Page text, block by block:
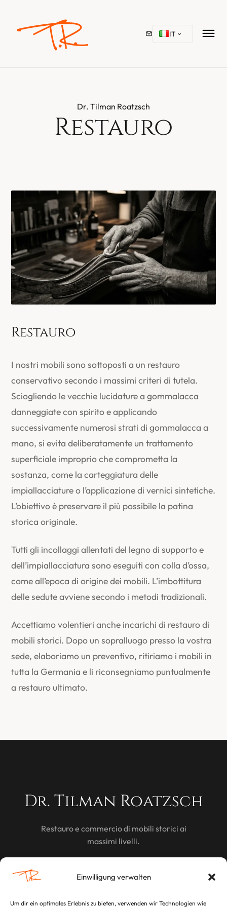
Einwilligung verwalten
Um dir ein optimales Erlebnis zu bieten, verwenden wir Technologien wie
IT
Dr. Tilman Roatzsch
Restauro
Restauro
I nostri mobili sono sottoposti a un restauro
conservativo secondo i massimi criteri di tutela.
Sciogliendo le vecchie lucidature a gommalacca
danneggiate con spirito e applicando
successivamente numerosi strati di gommalacca a
mano, si evita deliberatamente un trattamento
superficiale improprio che comprometta la
sostanza, come la carteggiatura delle
impiallacciature o l’applicazione di vernici sintetiche.
L’obiettivo è preservare il più possibile la patina
storica originale.
Tutti gli incollaggi allentati del legno di supporto e
dell’impiallacciatura sono eseguiti con colla d’ossa,
come all’epoca di origine dei mobili. L’imbottitura
delle sedute avviene secondo i metodi tradizionali.
Accettiamo volentieri anche incarichi di restauro di
mobili storici. Dopo un sopralluogo presso la vostra
sede, elaboriamo un preventivo, ritiriamo i mobili in
tutta la Germania e li riconsegniamo puntualmente
a restauro ultimato.
Dr. Tilman Roatzsch
Restauro e commercio di mobili storici ai
massimi livelli.